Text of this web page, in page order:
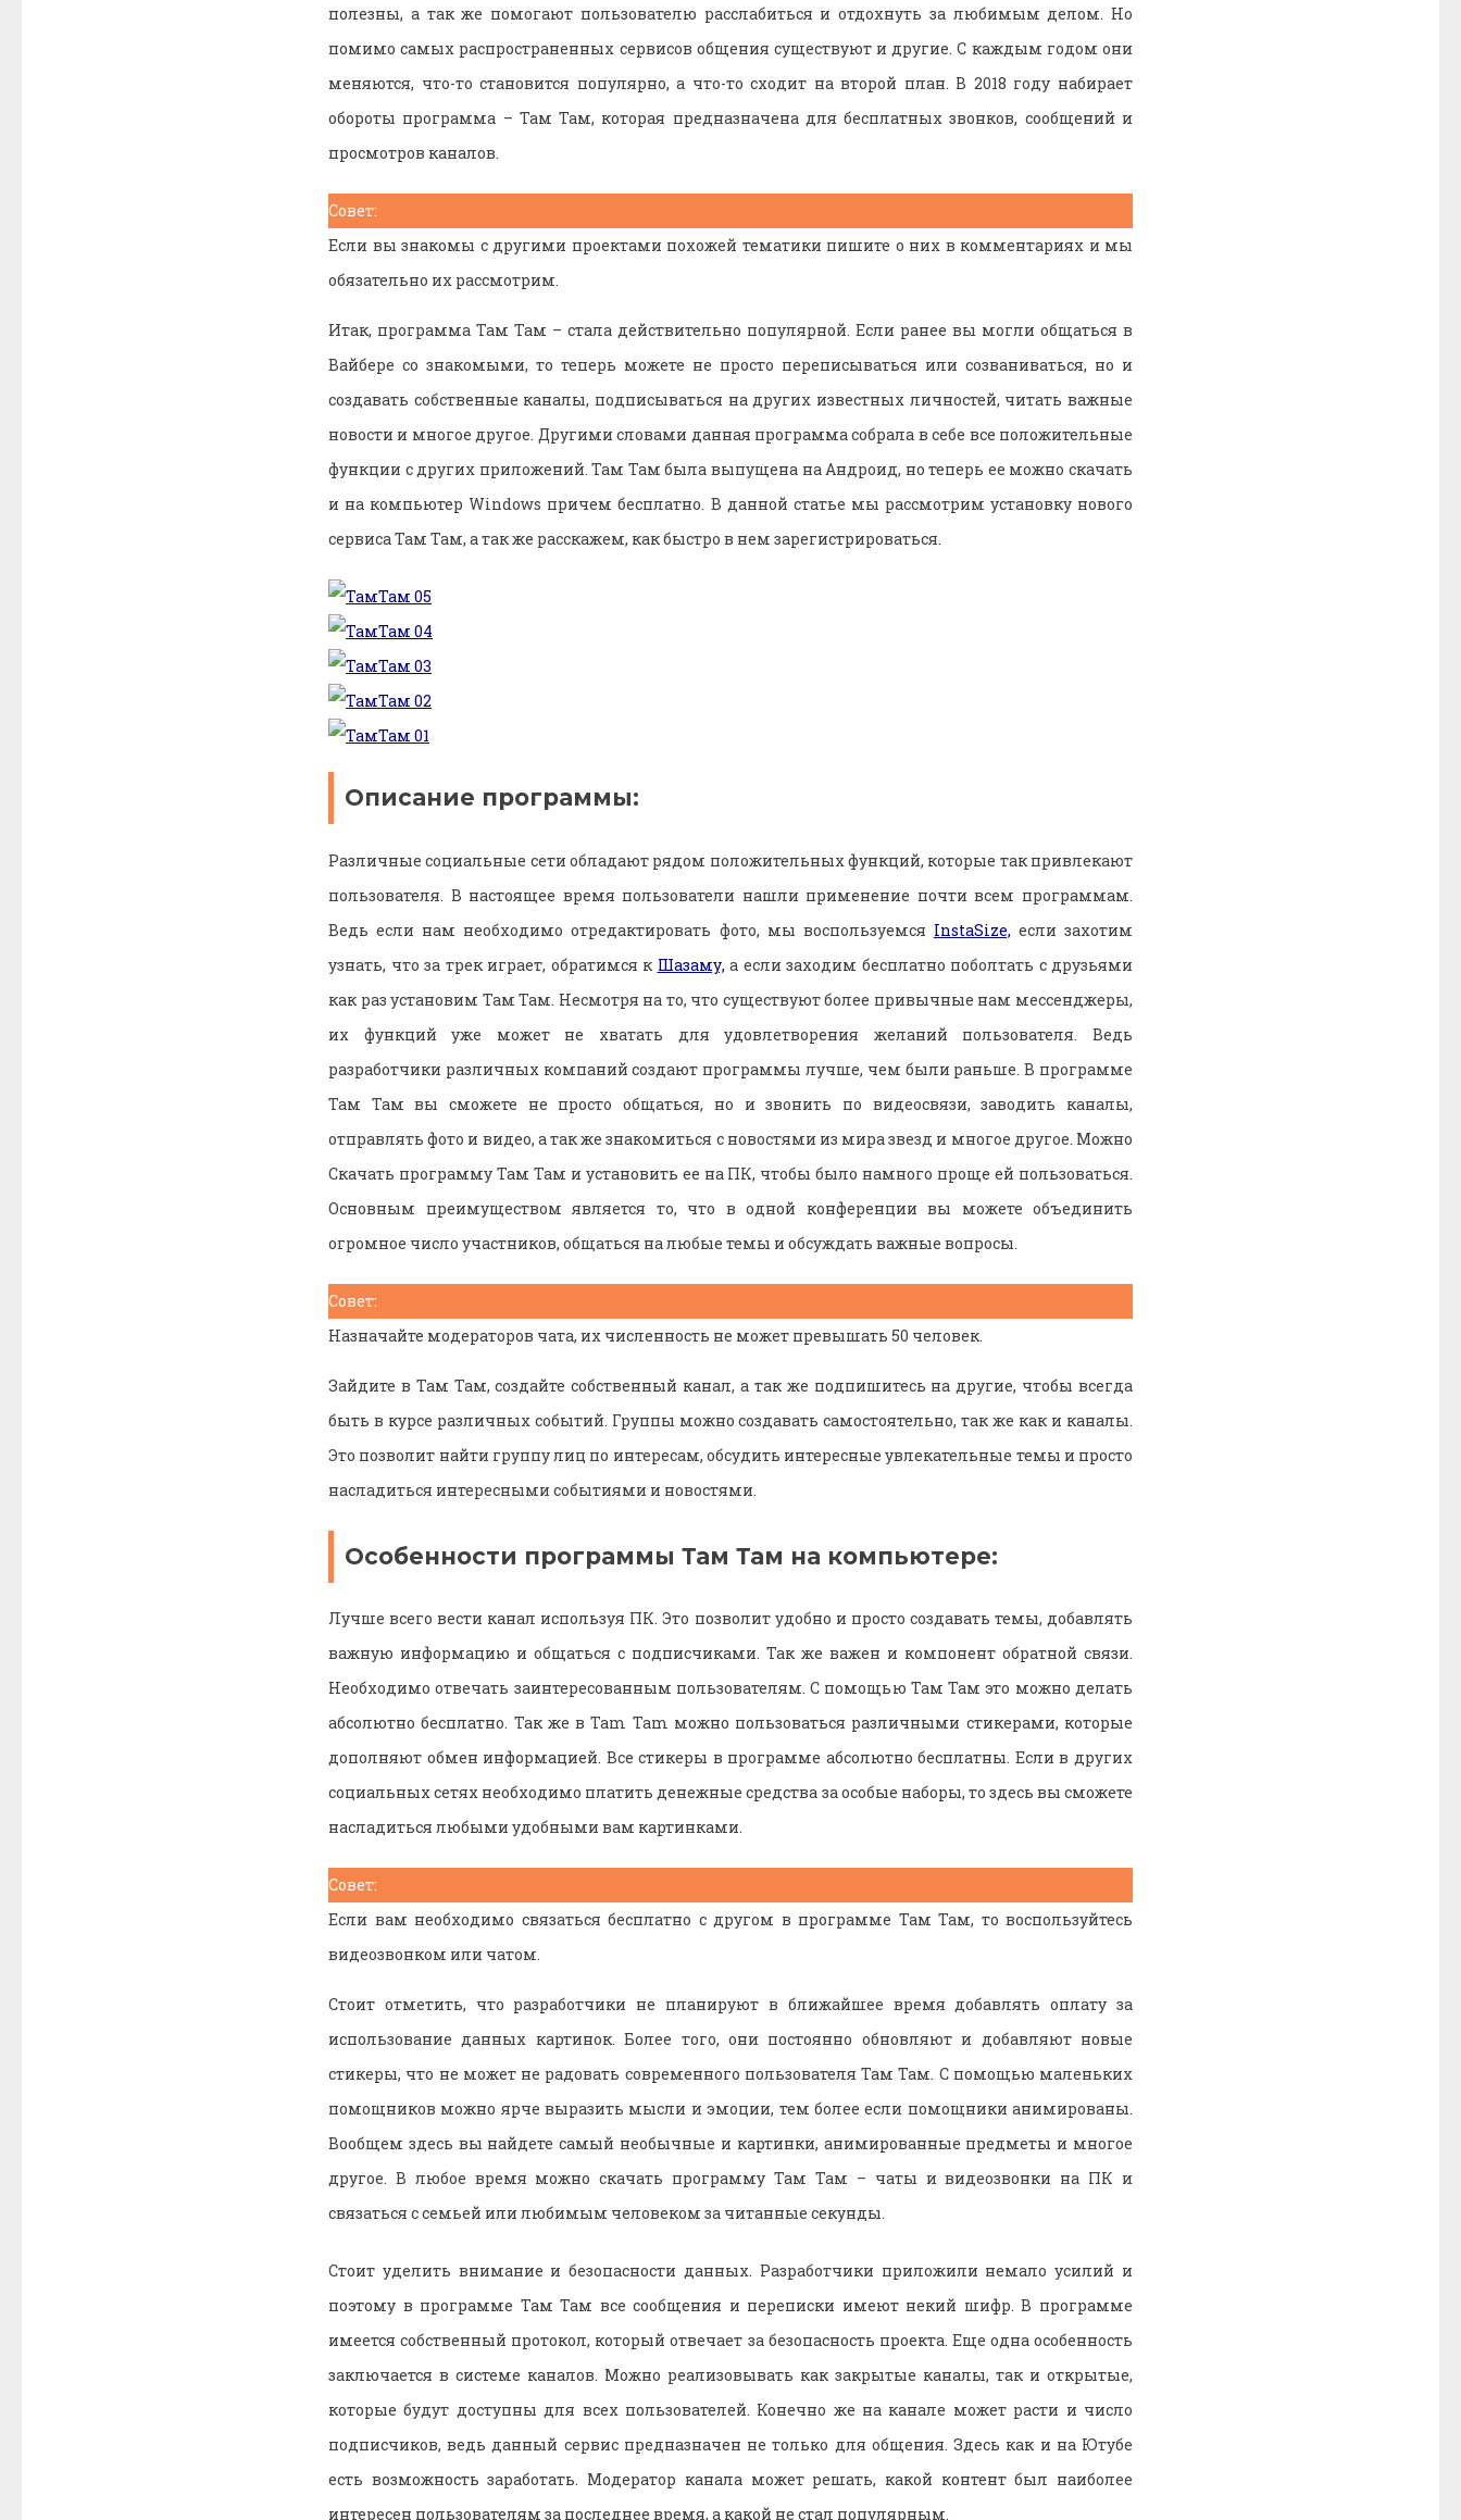
полезны, а так же помогают пользователю расслабиться и отдохнуть за любимым делом. Но
помимо самых распространенных сервисов общения существуют и другие. С каждым годом они
меняются, что-то становится популярно, а что-то сходит на второй план. В 2018 году набирает
обороты программа – Там Там, которая предназначена для бесплатных звонков, сообщений и
просмотров каналов.
Совет:
Если вы знакомы с другими проектами похожей тематики пишите о них в комментариях и мы
обязательно их рассмотрим.
Итак, программа Там Там – стала действительно популярной. Если ранее вы могли общаться в
Вайбере со знакомыми, то теперь можете не просто переписываться или созваниваться, но и
создавать собственные каналы, подписываться на других известных личностей, читать важные
новости и многое другое. Другими словами данная программа собрала в себе все положительные
функции с других приложений. Там Там была выпущена на Андроид, но теперь ее можно скачать
и на компьютер Windows причем бесплатно. В данной статье мы рассмотрим установку нового
сервиса Там Там, а так же расскажем, как быстро в нем зарегистрироваться.
Описание программы:
Различные социальные сети обладают рядом положительных функций, которые так привлекают
пользователя. В настоящее время пользователи нашли применение почти всем программам.
Ведь если нам необходимо отредактировать фото, мы воспользуемся InstaSize, если захотим
узнать, что за трек играет, обратимся к Шазаму, а если заходим бесплатно поболтать с друзьями
как раз установим Там Там. Несмотря на то, что существуют более привычные нам мессенджеры,
их функций уже может не хватать для удовлетворения желаний пользователя. Ведь
разработчики различных компаний создают программы лучше, чем были раньше. В программе
Там Там вы сможете не просто общаться, но и звонить по видеосвязи, заводить каналы,
отправлять фото и видео, а так же знакомиться с новостями из мира звезд и многое другое. Можно
Скачать программу Там Там и установить ее на ПК, чтобы было намного проще ей пользоваться.
Основным преимуществом является то, что в одной конференции вы можете объединить
огромное число участников, общаться на любые темы и обсуждать важные вопросы.
Совет:
Назначайте модераторов чата, их численность не может превышать 50 человек.
Зайдите в Там Там, создайте собственный канал, а так же подпишитесь на другие, чтобы всегда
быть в курсе различных событий. Группы можно создавать самостоятельно, так же как и каналы.
Это позволит найти группу лиц по интересам, обсудить интересные увлекательные темы и просто
насладиться интересными событиями и новостями.
Особенности программы Там Там на компьютере:
Лучше всего вести канал используя ПК. Это позволит удобно и просто создавать темы, добавлять
важную информацию и общаться с подписчиками. Так же важен и компонент обратной связи.
Необходимо отвечать заинтересованным пользователям. С помощью Там Там это можно делать
абсолютно бесплатно. Так же в Tam Tam можно пользоваться различными стикерами, которые
дополняют обмен информацией. Все стикеры в программе абсолютно бесплатны. Если в других
социальных сетях необходимо платить денежные средства за особые наборы, то здесь вы сможете
насладиться любыми удобными вам картинками.
Совет:
Если вам необходимо связаться бесплатно с другом в программе Там Там, то воспользуйтесь
видеозвонком или чатом.
Стоит отметить, что разработчики не планируют в ближайшее время добавлять оплату за
использование данных картинок. Более того, они постоянно обновляют и добавляют новые
стикеры, что не может не радовать современного пользователя Там Там. С помощью маленьких
помощников можно ярче выразить мысли и эмоции, тем более если помощники анимированы.
Вообщем здесь вы найдете самый необычные и картинки, анимированные предметы и многое
другое. В любое время можно скачать программу Там Там – чаты и видеозвонки на ПК и
связаться с семьей или любимым человеком за читанные секунды.
Стоит уделить внимание и безопасности данных. Разработчики приложили немало усилий и
поэтому в программе Там Там все сообщения и переписки имеют некий шифр. В программе
имеется собственный протокол, который отвечает за безопасность проекта. Еще одна особенность
заключается в системе каналов. Можно реализовывать как закрытые каналы, так и открытые,
которые будут доступны для всех пользователей. Конечно же на канале может расти и число
подписчиков, ведь данный сервис предназначен не только для общения. Здесь как и на Ютубе
есть возможность заработать. Модератор канала может решать, какой контент был наиболее
интересен пользователям за последнее время, а какой не стал популярным.